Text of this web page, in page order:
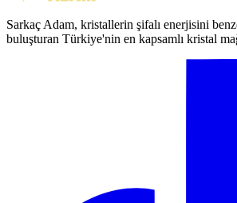
Sarkaç Adam, kristallerin şifalı enerjisini
buluşturan Türkiye'nin en kapsamlı kristal